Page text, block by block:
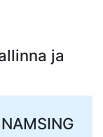
ja